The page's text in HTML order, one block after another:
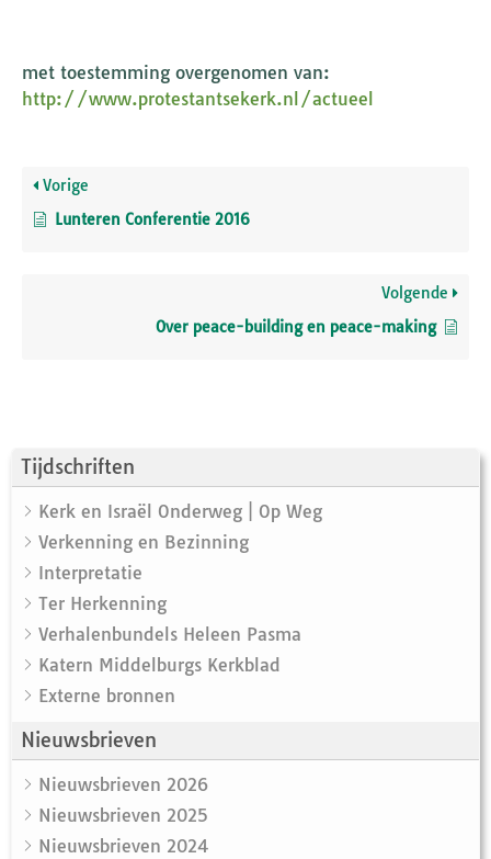
Tijdschriften
Kerk en Israël Onderweg | Op Weg
Verkenning en Bezinning
Interpretatie
Ter Herkenning
Verhalenbundels Heleen Pasma
Katern Middelburgs Kerkblad
Externe bronnen
Nieuwsbrieven
Nieuwsbrieven 2026
Nieuwsbrieven 2025
Nieuwsbrieven 2024
met toestemming overgenomen van:
http://www.protestantsekerk.nl/actueel
Vorige
Lunteren Conferentie 2016
Volgende
Over peace-building en peace-making